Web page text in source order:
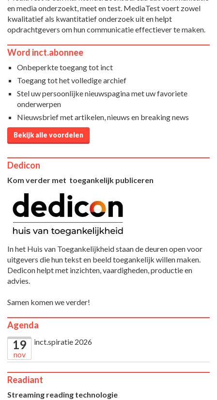
en media onderzoekt, meet en test. MediaTest voert zowel
kwalitatief als kwantitatief onderzoek uit en helpt
opdrachtgevers om hun communicatie effectiever te maken.
Word inct.abonnee
Onbeperkte toegang tot inct
Toegang tot het volledige archief
Stel uw persoonlijke nieuwspagina met uw favoriete
onderwerpen
Nieuwsbrief met artikelen, nieuws en breaking news
Bekijk alle voordelen
Dedicon
Kom verder met toegankelijk publiceren
In het Huis van Toegankelijkheid staan de deuren open voor
uitgevers die hun tekst en beeld toegankelijk willen maken.
Dedicon helpt met inzichten, vaardigheden, productie en
advies.
Samen komen we verder!
Agenda
19
nov
inct.spiratie 2026
Readiant
Streaming reading technologie